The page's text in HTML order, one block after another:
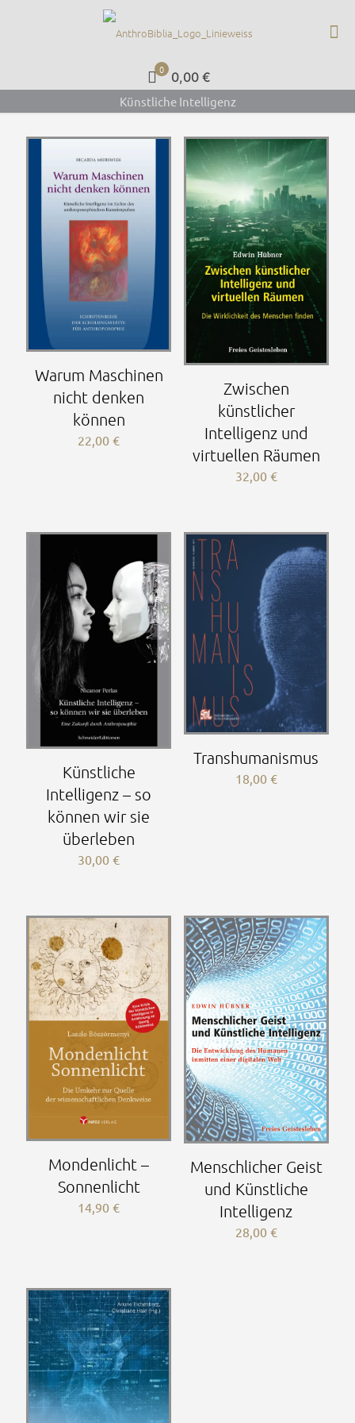
0 0,00 €
Künstliche Intelligenz
Warum Maschinen
nicht denken
können
22,00€
Zwischen
künstlicher
Intelligenz und
virtuellen Räumen
32,00 €
Künstliche
Intelligenz – so
können wir sie
überleben
30,00€
Transhumanismus
18,00 €
Mondenlicht –
Sonnenlicht
14,90€
Menschlicher Geist
und Künstliche
Intelligenz
28,00 €